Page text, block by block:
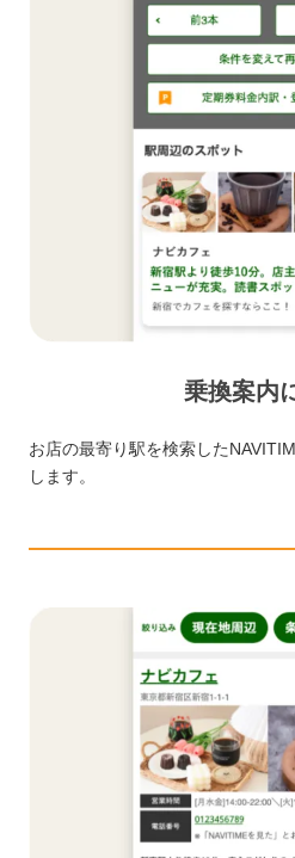
乗換案内
お店の最寄り駅を検索した
します。